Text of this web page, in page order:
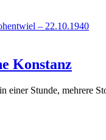
– 22.10.1940
Konstanz
einer Stunde, mehrere